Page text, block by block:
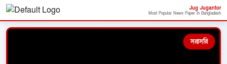
Jug Jugantor
Most Popular News Paper In Bangladesh
সরাসরি